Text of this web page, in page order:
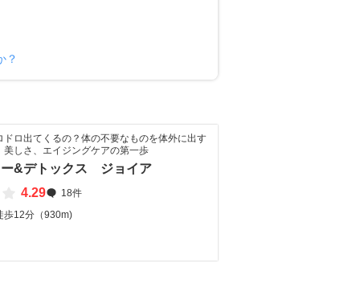
？
ドロ出てくるの？体の不要なものを体外に出す
美しさ、エイジングケアの第一歩
ー&デトックス ジョイア
4.29
18件
歩12分（930m)